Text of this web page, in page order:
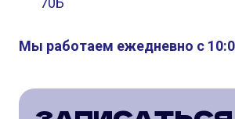
Мы работаем ежедневно с